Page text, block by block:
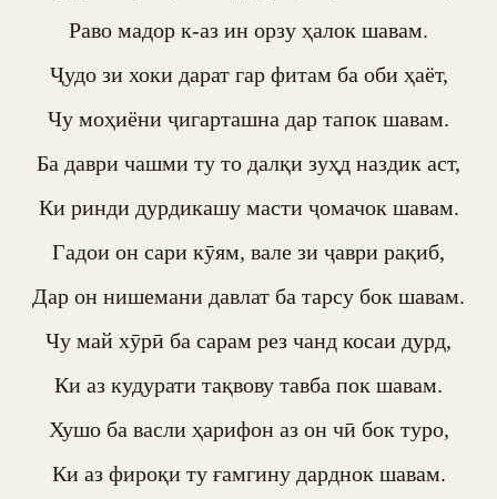
Раво мадор к-аз ин орзу ҳалок шавам.
Ҷудо зи хоки дарат гар фитам ба оби ҳаёт,
Чу моҳиёни ҷигарташна дар тапок шавам.
Ба даври чашми ту то далқи зуҳд наздик аст,
Ки ринди дурдикашу масти ҷомачок шавам.
Гадои он сари кӯям, вале зи ҷаври рақиб,
Дар он нишемани давлат ба тарсу бок шавам.
Чу май хӯрӣ ба сарам рез чанд косаи дурд,
Ки аз кудурати тақвову тавба пок шавам.
Хушо ба васли ҳарифон аз он чӣ бок туро,
Ки аз фироқи ту ғамгину дарднок шавам.